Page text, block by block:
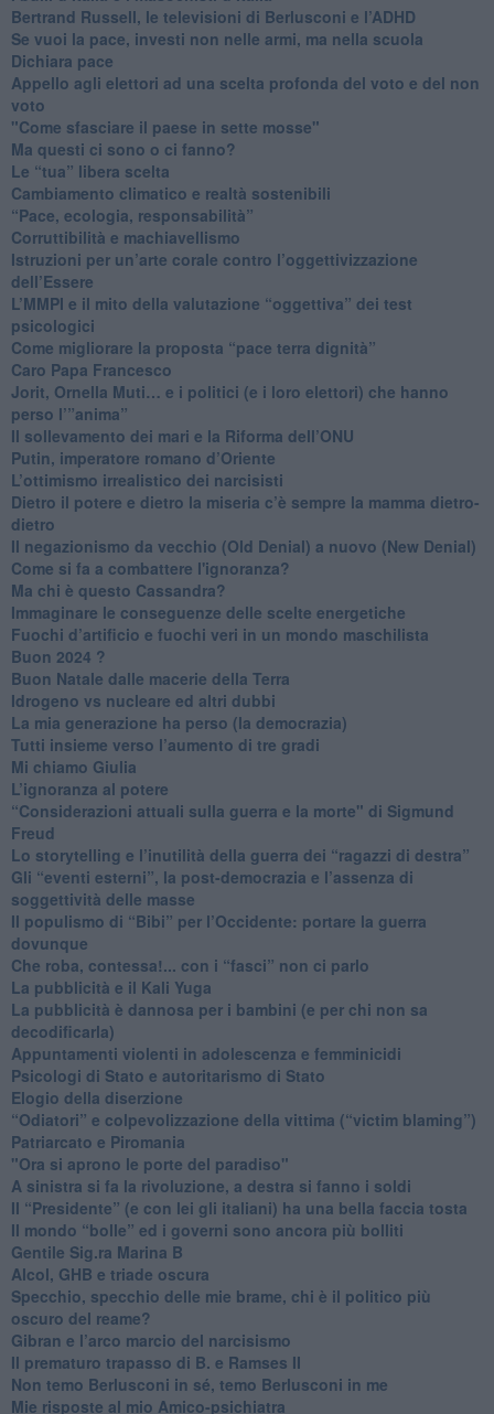
​Bertrand Russell, le televisioni di Berlusconi e l’ADHD
​Se vuoi la pace, investi non nelle armi, ma nella scuola
​Dichiara pace
​Appello agli elettori ad una scelta profonda del voto e del non
voto
"Come sfasciare il paese in sette mosse"
​Ma questi ci sono o ci fanno?
​Le “tua” libera scelta
Cambiamento climatico e realtà sostenibili
“Pace, ecologia, responsabilità”
​Corruttibilità e machiavellismo
Istruzioni per un’arte corale contro l’oggettivizzazione
dell’Essere
​L’MMPI e il mito della valutazione “oggettiva” dei test
psicologici
Come migliorare la proposta “pace terra dignità”
Caro Papa Francesco
​Jorit, Ornella Muti… e i politici (e i loro elettori) che hanno
perso l’”anima”
​Il sollevamento dei mari e la Riforma dell’ONU
Putin, imperatore romano d’Oriente
​L’ottimismo irrealistico dei narcisisti
​Dietro il potere e dietro la miseria c’è sempre la mamma dietro-
dietro
Il negazionismo da vecchio (Old Denial) a nuovo (New Denial)
Come si fa a combattere l'ignoranza?
Ma chi è questo Cassandra?
Immaginare le conseguenze delle scelte energetiche
​Fuochi d’artificio e fuochi veri in un mondo maschilista
Buon 2024 ?
​Buon Natale dalle macerie della Terra
​Idrogeno vs nucleare ed altri dubbi
​La mia generazione ha perso (la democrazia)
​Tutti insieme verso l’aumento di tre gradi
Mi chiamo Giulia
L’ignoranza al potere
​“Considerazioni attuali sulla guerra e la morte" di Sigmund
Freud
​Lo storytelling e l’inutilità della guerra dei “ragazzi di destra”
​Gli “eventi esterni”, la post-democrazia e l’assenza di
soggettività delle masse
​Il populismo di “Bibi” per l’Occidente: portare la guerra
dovunque
​Che roba, contessa!... con i “fasci” non ci parlo
La pubblicità e il Kali Yuga
​La pubblicità è dannosa per i bambini (e per chi non sa
decodificarla)
​Appuntamenti violenti in adolescenza e femminicidi
​Psicologi di Stato e autoritarismo di Stato
Elogio della diserzione
“Odiatori” e colpevolizzazione della vittima (“victim blaming”)
​Patriarcato e Piromania
"Ora si aprono le porte del paradiso"
​A sinistra si fa la rivoluzione, a destra si fanno i soldi
​Il “Presidente” (e con lei gli italiani) ha una bella faccia tosta
​Il mondo “bolle” ed i governi sono ancora più bolliti
​Gentile Sig.ra Marina B
​Alcol, GHB e triade oscura
​Specchio, specchio delle mie brame, chi è il politico più
oscuro del reame?
​Gibran e l’arco marcio del narcisismo
​Il prematuro trapasso di B. e Ramses II
​Non temo Berlusconi in sé, temo Berlusconi in me
​Mie risposte al mio Amico-psichiatra